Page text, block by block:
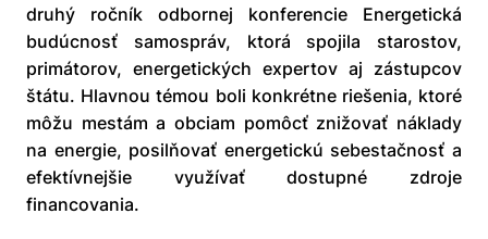
druhý ročník odbornej konferencie Energetická
budúcnosť samospráv, ktorá spojila starostov,
primátorov, energetických expertov aj zástupcov
štátu. Hlavnou témou boli konkrétne riešenia, ktoré
môžu mestám a obciam pomôcť znižovať náklady
na energie, posilňovať energetickú sebestačnosť a
efektívnejšie využívať dostupné zdroje
financovania.